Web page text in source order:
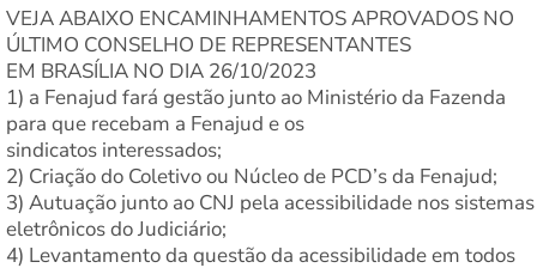
VEJA ABAIXO ENCAMINHAMENTOS APROVADOS NO
ÚLTIMO CONSELHO DE REPRESENTANTES
EM BRASÍLIA NO DIA 26/10/2023
1) a Fenajud fará gestão junto ao Ministério da Fazenda
para que recebam a Fenajud e os
sindicatos interessados;
2) Criação do Coletivo ou Núcleo de PCD’s da Fenajud;
3) Autuação junto ao CNJ pela acessibilidade nos sistemas
eletrônicos do Judiciário;
4) Levantamento da questão da acessibilidade em todos